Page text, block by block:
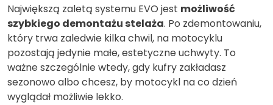
Największą zaletą systemu EVO jest możliwość
szybkiego demontażu stelaża. Po zdemontowaniu,
który trwa zaledwie kilka chwil, na motocyklu
pozostają jedynie małe, estetyczne uchwyty. To
ważne szczególnie wtedy, gdy kufry zakładasz
sezonowo albo chcesz, by motocykl na co dzień
wyglądał możliwie lekko.